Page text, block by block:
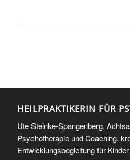
HEILPRAKTIKERIN FÜR
Ute Steinke-Spangenberg.
Psychotherapie und Coaching,
Entwicklungsbegleitung für